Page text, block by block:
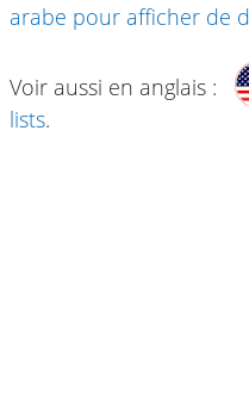
arabe pour afficher de
Voir aussi en anglais :
lists.